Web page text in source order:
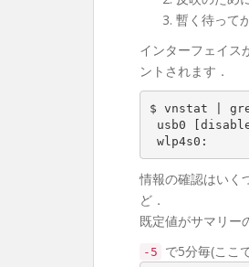
暫く待って
インターフェイス
ントされます．
$ vnstat |
wlp4s0:
情報の確認はいく
ど．
既定値がサマリー
-5 で5分毎(ここ